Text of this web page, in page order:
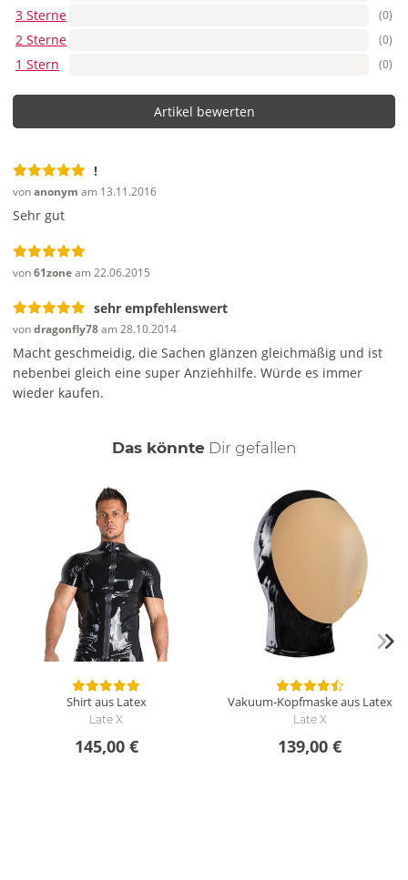
3 Sterne (0)
2 Sterne (0)
1 Stern (0)
Artikel bewerten
!
vonanonym am 13.11.2016
Sehr gut
von61zoneam 22.06.2015
sehr empfehlenswert
vondragonfly78am 28.10.2014
Macht geschmeidig, die Sachen glänzen gleichmäßig und ist
nebenbei gleich eine super Anziehhilfe. Würde es immer
wieder kaufen.
Das könnte Dir auch
gefallen
Shirt aus Latex
Late X
145,00 €
Vakuum-Kopfmaske aus Latex
Late X
139,00 €